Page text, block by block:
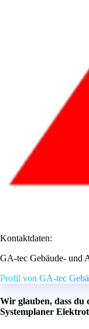
Kontaktdaten:
GA-tec Gebäude- und
Profil von GA-tec
Wir glauben, dass du
Systemplaner